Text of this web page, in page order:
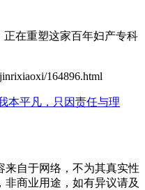
正在重塑这家百年妇产专科
164896.html
本平凡，只因责任与理
来自于网络，不为其真实性
商业用途，如有异议请及